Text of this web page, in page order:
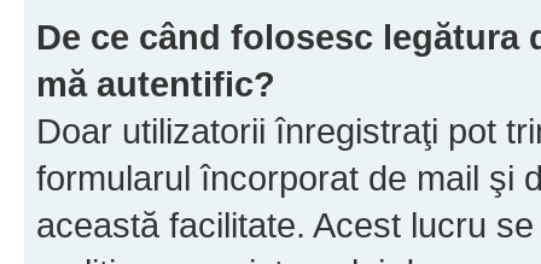
De ce când folosesc
mă autentific?
Doar utilizatorii înregistraţi pot
formularul încorporat de mail şi
această facilitate. Acest lucru